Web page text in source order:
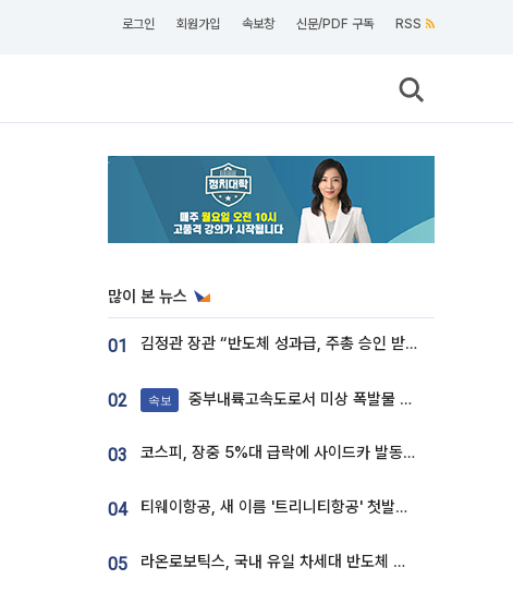
로그인 회원가입 속보창 신문/PDF 구독 RSS
많이 본 뉴스
01 김정관 장관 “반도체 성과급, 주총 승인 받도록”…상법·자본시장법 개정 시사
02 속보 중부내륙고속도로서 미상 폭발물 발견
03 코스피, 장중 5%대 급락에 사이드카 발동…삼성·SK 동반 폭락
04 티웨이항공, 새 이름 '트리니티항공' 첫발…SSC 전략 본격화
05 라온로보틱스, 국내 유일 차세대 반도체 공정 로봇 개발 ‘고객사 테스트 진행’